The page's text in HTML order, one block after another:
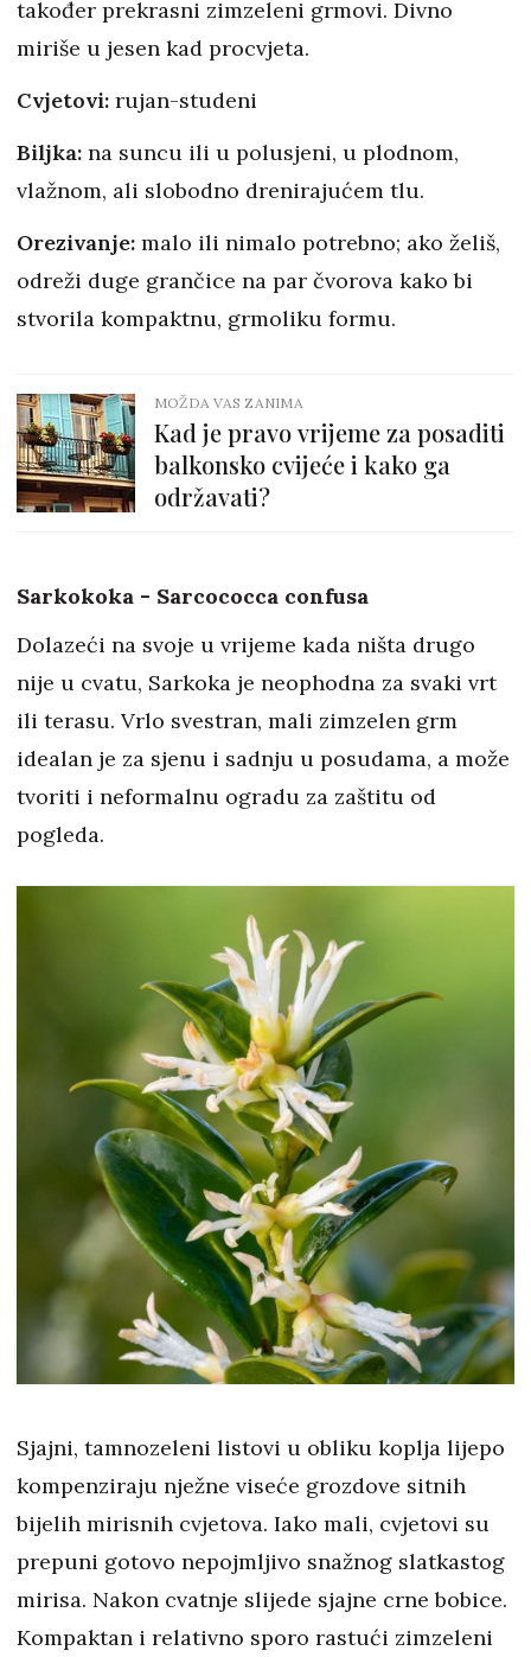
također prekrasni zimzeleni grmovi. Divno
miriše u jesen kad procvjeta.
Cvjetovi: rujan-studeni
Biljka: na suncu ili u polusjeni, u plodnom,
vlažnom, ali slobodno drenirajućem tlu.
Orezivanje: malo ili nimalo potrebno; ako želiš,
odreži duge grančice na par čvorova kako bi
stvorila kompaktnu, grmoliku formu.
MOŽDA VAS ZANIMA
Kad je pravo vrijeme za posaditi
balkonsko cvijeće i kako ga
održavati?
Sarkokoka - Sarcococca confusa
Dolazeći na svoje u vrijeme kada ništa drugo
nije u cvatu, Sarkoka je neophodna za svaki vrt
ili terasu. Vrlo svestran, mali zimzelen grm
idealan je za sjenu i sadnju u posudama, a može
tvoriti i neformalnu ogradu za zaštitu od
pogleda.
Sjajni, tamnozeleni listovi u obliku koplja lijepo
kompenziraju nježne viseće grozdove sitnih
bijelih mirisnih cvjetova. Iako mali, cvjetovi su
prepuni gotovo nepojmljivo snažnog slatkastog
mirisa. Nakon cvatnje slijede sjajne crne bobice.
Kompaktan i relativno sporo rastući zimzeleni